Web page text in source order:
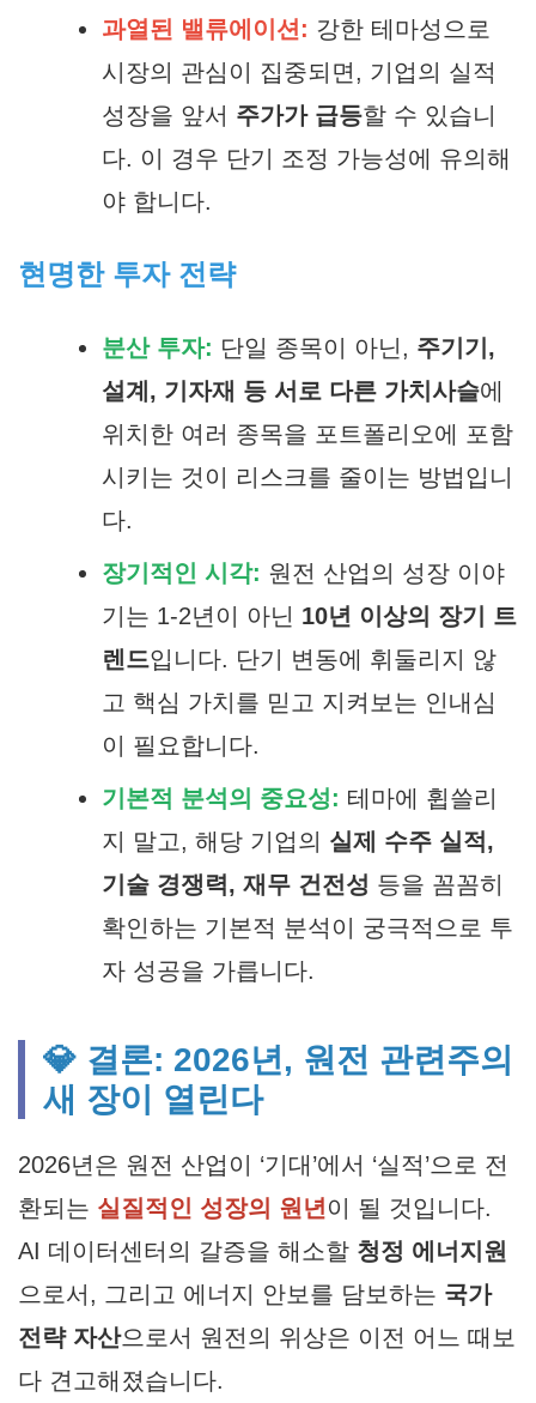
과열된 밸류에이션: 강한 테마성으로
시장의 관심이 집중되면, 기업의 실적
성장을 앞서 주가가 급등할 수 있습니
다. 이 경우 단기 조정 가능성에 유의해
야 합니다.
현명한 투자 전략
분산 투자: 단일 종목이 아닌, 주기기,
설계, 기자재 등 서로 다른 가치사슬에
위치한 여러 종목을 포트폴리오에 포함
시키는 것이 리스크를 줄이는 방법입니
다.
장기적인 시각: 원전 산업의 성장 이야
기는 1-2년이 아닌 10년 이상의 장기 트
렌드입니다. 단기 변동에 휘둘리지 않
고 핵심 가치를 믿고 지켜보는 인내심
이 필요합니다.
기본적 분석의 중요성: 테마에 휩쓸리
지 말고, 해당 기업의 실제 수주 실적,
기술 경쟁력, 재무 건전성 등을 꼼꼼히
확인하는 기본적 분석이 궁극적으로 투
자 성공을 가릅니다.
💎 결론: 2026년, 원전 관련주의
새 장이 열린다
2026년은 원전 산업이 ‘기대’에서 ‘실적’으로 전
환되는 실질적인 성장의 원년이 될 것입니다.
AI 데이터센터의 갈증을 해소할 청정 에너지원
으로서, 그리고 에너지 안보를 담보하는 국가
전략 자산으로서 원전의 위상은 이전 어느 때보
다 견고해졌습니다.